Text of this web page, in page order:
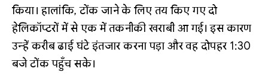
किया। हालांकि, टोंक जाने के लिए तय किए गए दो
हेलिकॉप्टरों में से एक में तकनीकी खराबी आ गई। इस कारण
उन्हें करीब ढाई घंटे इंतजार करना पड़ा और वह दोपहर 1:30
बजे टोंक पहुँच सके।